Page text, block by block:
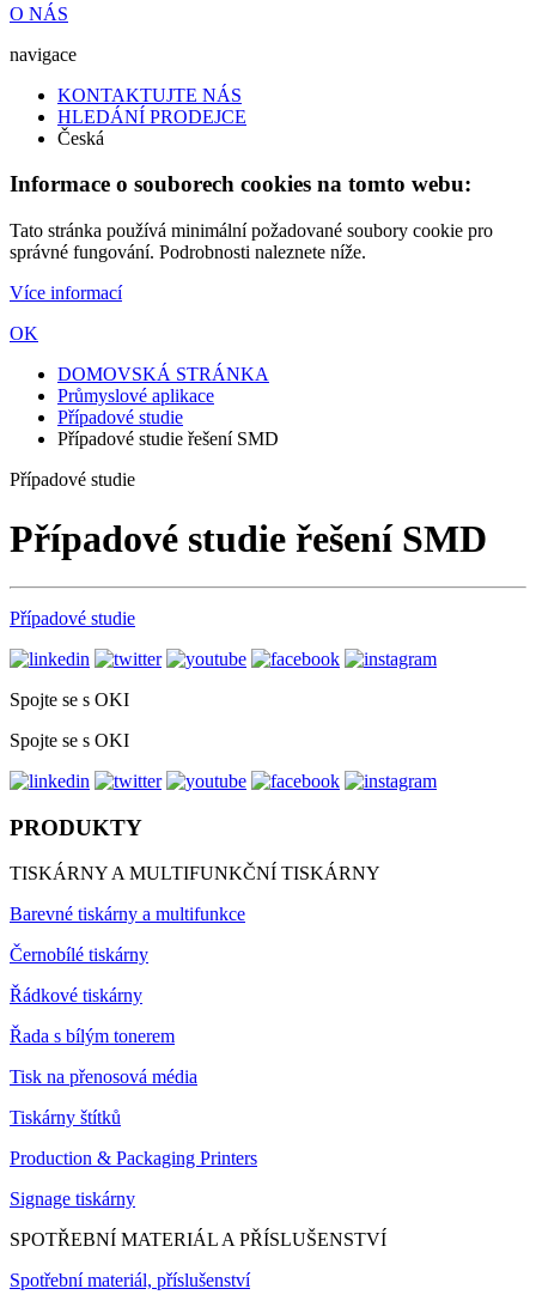
O NÁS
navigace
KONTAKTUJTE NÁS
HLEDÁNÍ PRODEJCE
Česká
Informace o souborech cookies na tomto webu:
Tato stránka používá minimální požadované soubory cookie pro
správné fungování. Podrobnosti naleznete níže.
Více informací
OK
DOMOVSKÁ STRÁNKA
Průmyslové aplikace
Případové studie
Případové studie řešení SMD
Případové studie
Případové studie řešení SMD
Případové studie
Spojte se s OKI
Spojte se s OKI
PRODUKTY
TISKÁRNY A MULTIFUNKČNÍ TISKÁRNY
Barevné tiskárny a multifunkce
Černobílé tiskárny
Řádkové tiskárny
Řada s bílým tonerem
Tisk na přenosová média
Tiskárny štítků
Production & Packaging Printers
Signage tiskárny
SPOTŘEBNÍ MATERIÁL A PŘÍSLUŠENSTVÍ
Spotřební materiál, příslušenství